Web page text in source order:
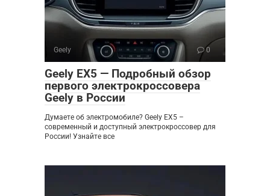
Geely 0
Geely EX5 — Подробный обзор
первого электрокроссовера
Geely в России
Думаете об электромобиле? Geely EX5 –
современный и доступный электрокроссовер для
России! Узнайте все